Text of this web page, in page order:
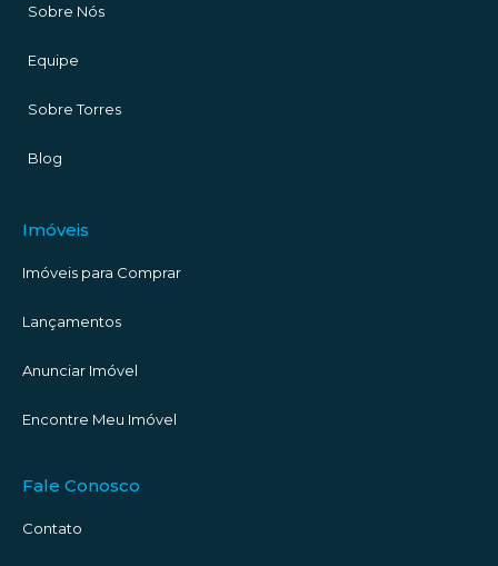
Sobre Nós
Equipe
Sobre Torres
Blog
Imóveis
Imóveis para Comprar
Lançamentos
Anunciar Imóvel
Encontre Meu Imóvel
Fale Conosco
Contato